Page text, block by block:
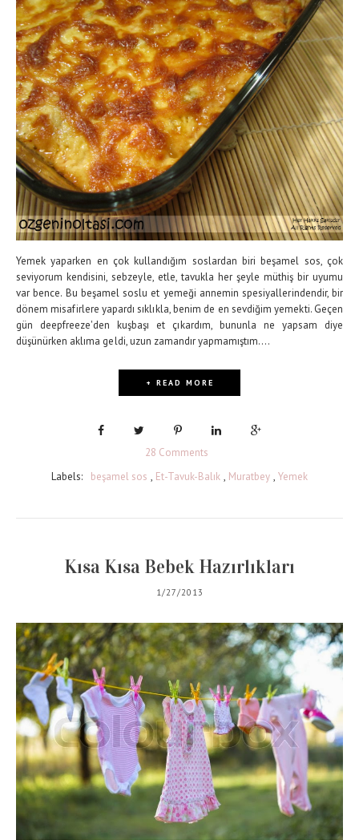
Yemek yaparken en çok kullandığım soslardan biri beşamel sos, çok
seviyorum kendisini, sebzeyle, etle, tavukla her şeyle müthiş bir uyumu
var bence. Bu beşamel soslu et yemeği annemin spesiyallerindendir, bir
dönem misafirlere yapardı sıklıkla, benim de en sevdiğim yemekti. Geçen
gün deepfreeze'den kuşbaşı et çıkardım, bununla ne yapsam diye
düşünürken aklıma geldi, uzun zamandır yapmamıştım....
+ READ MORE
28 Comments
Labels:
beşamel sos , Et-Tavuk-Balık , Muratbey , Yemek
Kısa Kısa Bebek Hazırlıkları
1/27/2013